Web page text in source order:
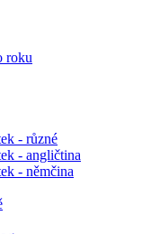
roku
- různé
- angličtina
- němčina